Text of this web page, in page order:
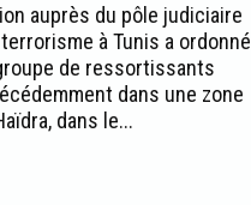
auprès du pôle judiciaire
à Tunis a ordonné
de ressortissants
dans une zone
dans le...